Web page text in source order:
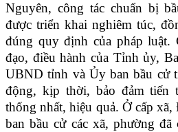
Nguyên, công tác chuẩn bị
được triển khai nghiêm túc,
đúng quy định của pháp luật.
đạo, điều hành của Tỉnh ủy,
UBND tỉnh và Ủy ban bầu cử
động, kịp thời, bảo đảm tiến
thống nhất, hiệu quả. Ở cấp
ban bầu cử các xã, phường